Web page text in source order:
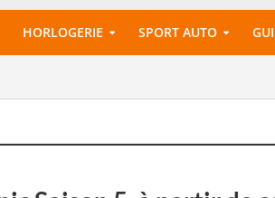
HORLOGERIE SPORT AUTO